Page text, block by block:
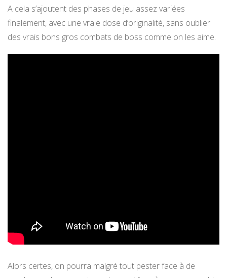
A cela s’ajoutent des phases de jeu assez variées
finalement, avec une vraie dose d’originalité, sans oublier
des vrais bons gros combats de boss comme on les aime.
Alors certes, on pourra malgré tout pester face à de